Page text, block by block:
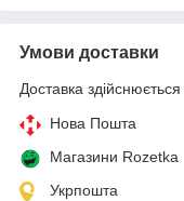
Умови доставки
Доставка
Нова Пошта
Магазини Rozetka
Укрпошта